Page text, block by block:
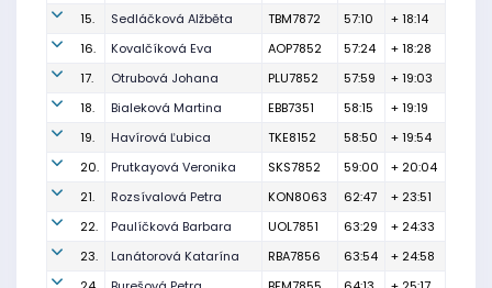
15.
Sedláčková Alžběta TBM7872 57:10
+ 18:14
16.
Kovalčíková Eva AOP7852 57:24
+ 18:28
17.
Otrubová Johana PLU7852 57:59
+ 19:03
18.
Bialeková Martina EBB7351 58:15
+ 19:19
19.
Havírová Ľubica TKE8152 58:50
+ 19:54
20.
Prutkayová Veronika SKS7852 59:00
+ 20:04
21.
Rozsívalová Petra KON8063 62:47
+ 23:51
22.
Paulíčková Barbara UOL7851 63:29
+ 24:33
23.
Lanátorová Katarína RBA7856 63:54
+ 24:58